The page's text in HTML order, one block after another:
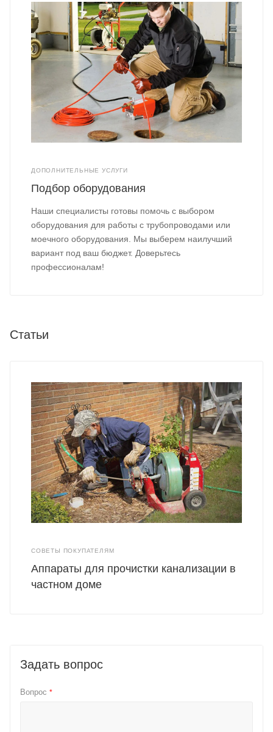
ДОПОЛНИТЕЛЬНЫЕ УСЛУГИ
Подбор оборудования
Наши специалисты готовы помочь с выбором
оборудования для работы с трубопроводами или
моечного оборудования. Мы выберем наилучший
вариант под ваш бюджет. Доверьтесь
профессионалам!
Статьи
СОВЕТЫ ПОКУПАТЕЛЯМ
Аппараты для прочистки канализации в
частном доме
Задать вопрос
Вопрос *